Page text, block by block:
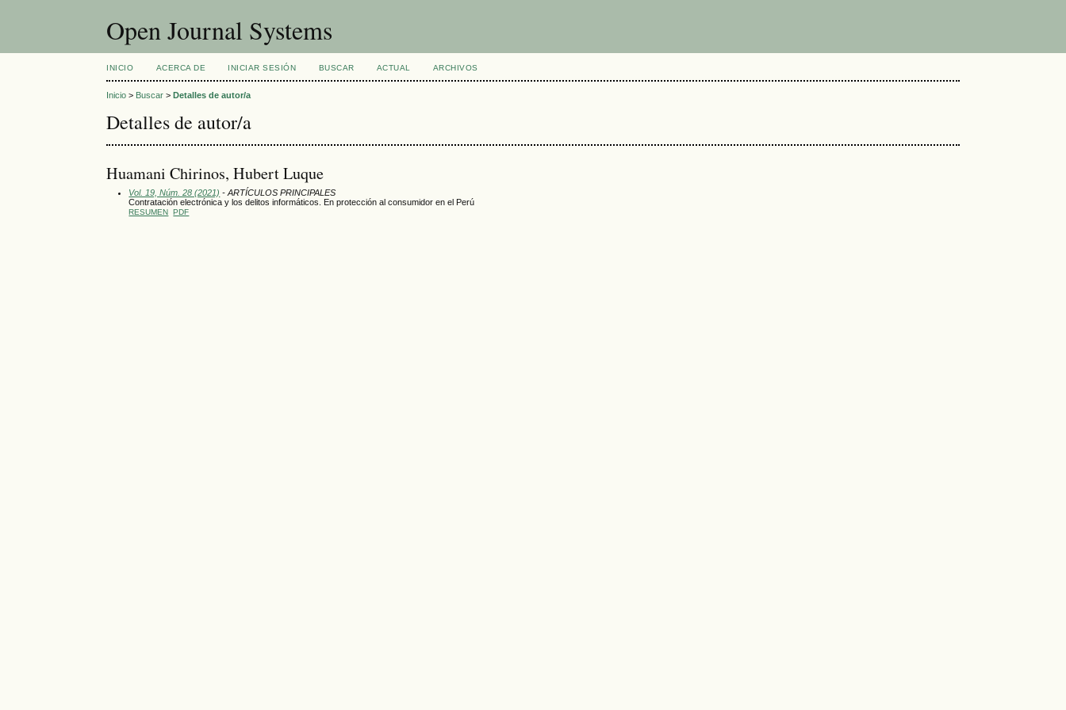
Open Journal Systems
INICIO ACERCA DE INICIAR SESIÓN BUSCAR ACTUAL ARCHIVOS
Inicio > Buscar >Detalles de autor/a
Detalles de autor/a
Huamani Chirinos, Hubert Luque
Vol. 19, Núm. 28 (2021) - ARTÍCULOS PRINCIPALES
Contratación electrónica y los delitos informáticos. En protección al consumidor en el Perú
RESUMEN PDF